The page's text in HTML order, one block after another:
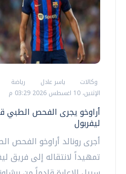
وكالات ياسر عادل
رياضة
الإثنين، 10 اغسطس 2026 03:29 م
أراوخو يجرى الفحص الطبي
ليفربول
أجرى رونالد أراوخو الفحص
تمهيداً لانتقاله إلى فريق